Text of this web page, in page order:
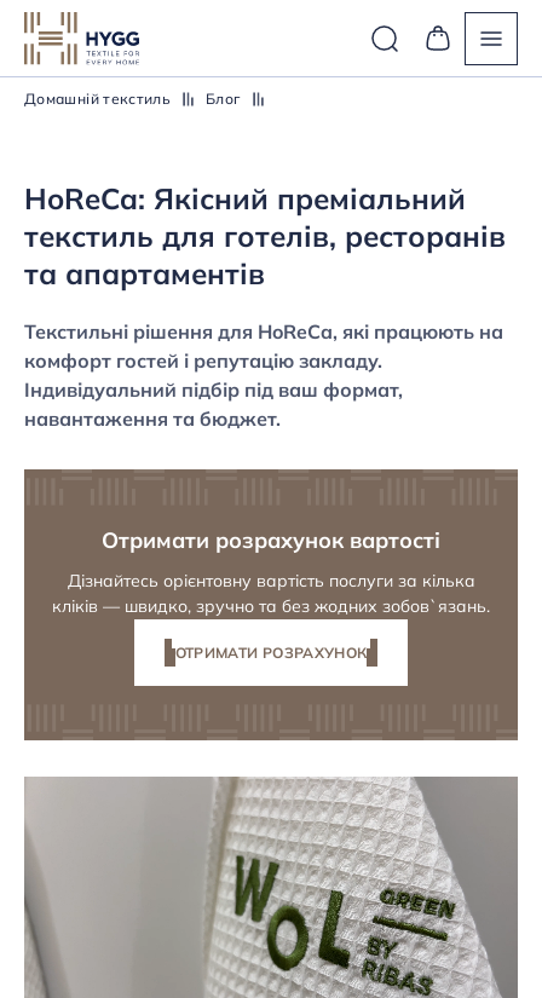
Домашній текстиль Блог
HoReCa: Якісний преміальний
текстиль для готелів, ресторанів
та апартаментів
Текстильні рішення для HoReCa, які працюють на
комфорт гостей і репутацію закладу.
Індивідуальний підбір під ваш формат,
навантаження та бюджет.
Отримати розрахунок вартості
Дізнайтесь орієнтовну вартість послуги за кілька
кліків — швидко, зручно та без жодних зобов`язань.
ОТРИМАТИ РОЗРАХУНОК